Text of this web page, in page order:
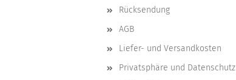
Rücksendung
AGB
Liefer- und Versandkosten
Privatsphäre und Datenschutz